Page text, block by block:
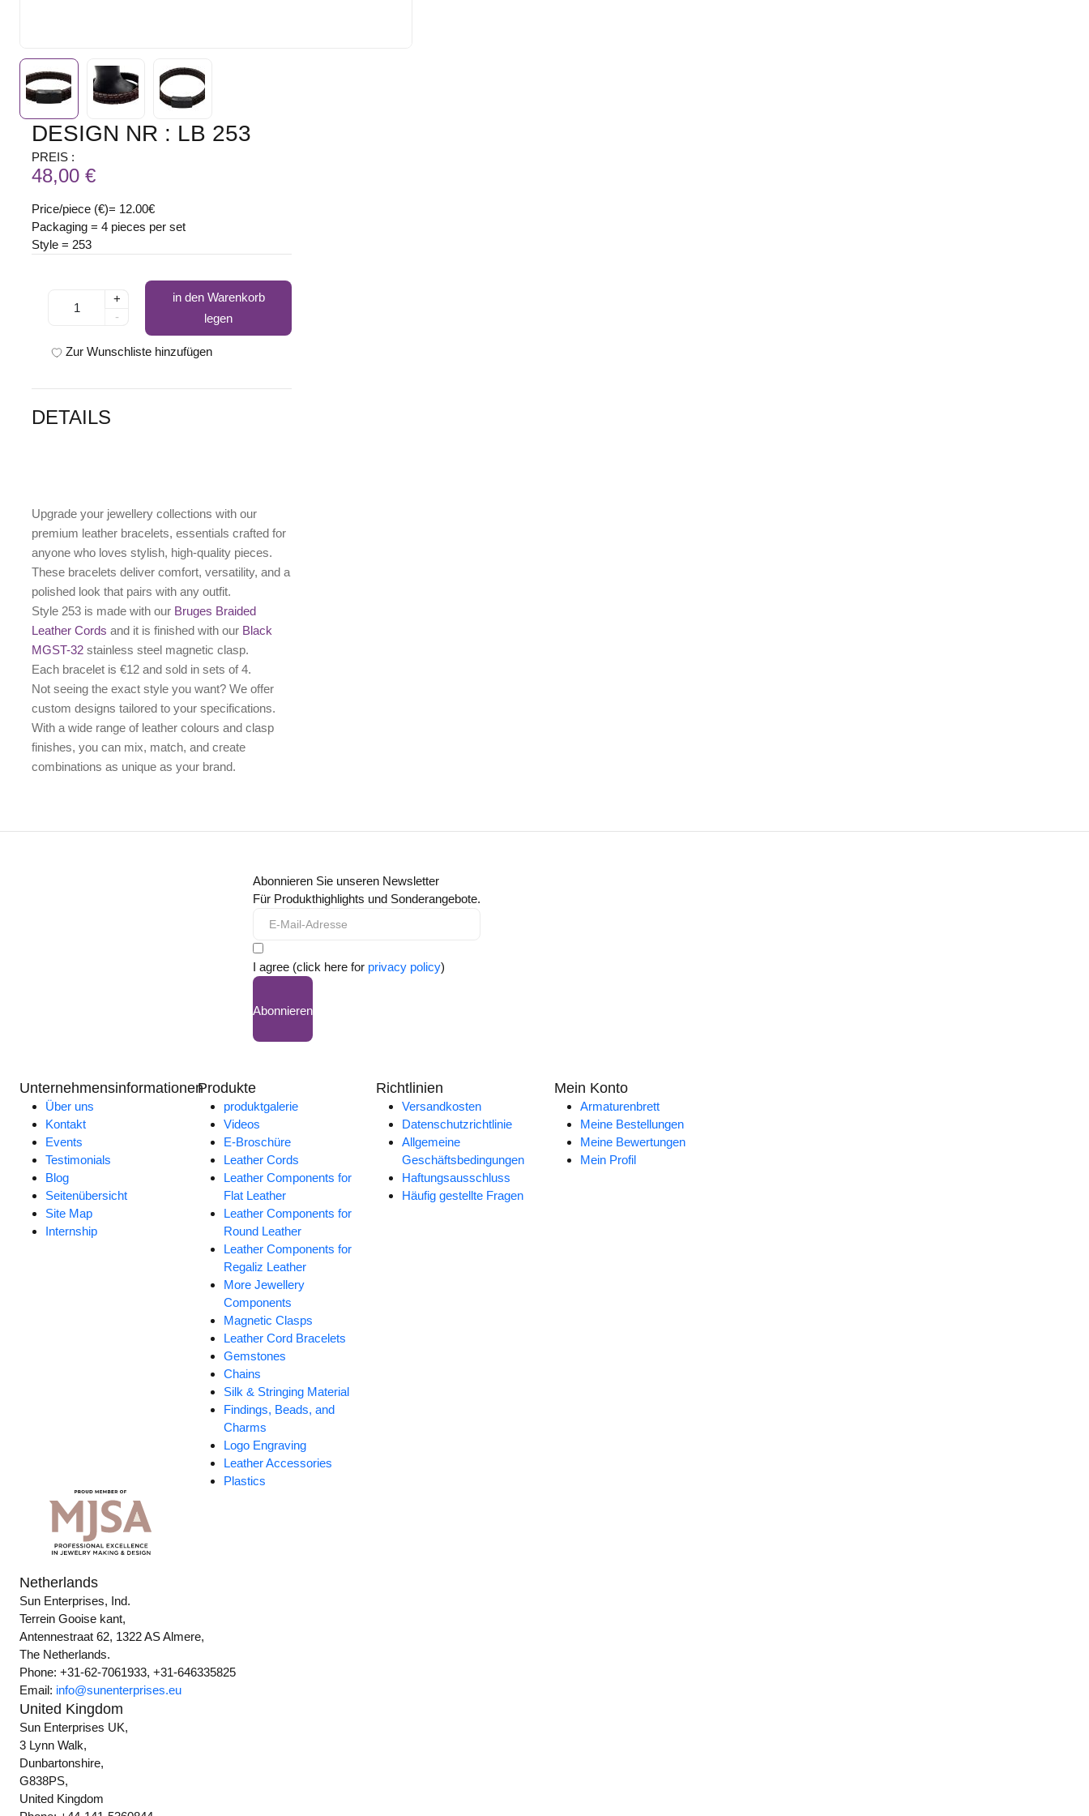
DESIGN NR : LB 253
PREIS :
48,00 €
Price/piece (€)= 12.00€
Packaging = 4 pieces per set
Style = 253
+
-
in den Warenkorb
legen
Zur Wunschliste hinzufügen
DETAILS
Upgrade your jewellery collections with our
premium leather bracelets, essentials crafted for
anyone who loves stylish, high-quality pieces.
These bracelets deliver comfort, versatility, and a
polished look that pairs with any outfit.
Style 253 is made with our Bruges Braided
Leather Cords and it is finished with our Black
MGST-32 stainless steel magnetic clasp.
Each bracelet is €12 and sold in sets of 4.
Not seeing the exact style you want? We offer
custom designs tailored to your specifications.
With a wide range of leather colours and clasp
finishes, you can mix, match, and create
combinations as unique as your brand.
Abonnieren Sie unseren Newsletter
Für Produkthighlights und Sonderangebote.
I agree (click here for privacy policy)
Abonnieren
Unternehmensinformationen
Über uns
Kontakt
Events
Testimonials
Blog
Seitenübersicht
Site Map
Internship
Produkte
produktgalerie
Videos
E-Broschüre
Leather Cords
Leather Components for
Flat Leather
Leather Components for
Round Leather
Leather Components for
Regaliz Leather
More Jewellery
Components
Magnetic Clasps
Leather Cord Bracelets
Gemstones
Chains
Silk & Stringing Material
Findings, Beads, and
Charms
Logo Engraving
Leather Accessories
Plastics
Richtlinien
Versandkosten
Datenschutzrichtlinie
Allgemeine
Geschäftsbedingungen
Haftungsausschluss
Häufig gestellte Fragen
Mein Konto
Armaturenbrett
Meine Bestellungen
Meine Bewertungen
Mein Profil
Netherlands
Sun Enterprises, Ind.
Terrein Gooise kant,
Antennestraat 62, 1322 AS Almere,
The Netherlands.
Phone: +31-62-7061933, +31-646335825
Email: info@sunenterprises.eu
United Kingdom
Sun Enterprises UK,
3 Lynn Walk,
Dunbartonshire,
G838PS,
United Kingdom